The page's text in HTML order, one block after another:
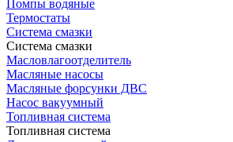
Помпы водяные
Термостаты
Система смазки
Система смазки
Масловлагоотделитель
Масляные насосы
Масляные форсунки ДВС
Насос вакуумный
Топливная система
Топливная система